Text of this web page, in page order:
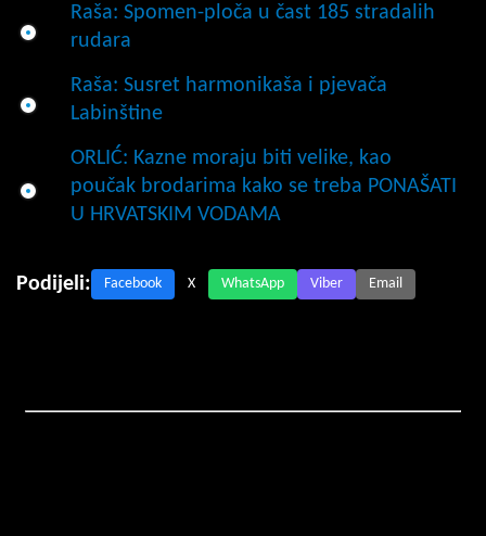
Raša: Spomen-ploča u čast 185 stradalih
rudara
Raša: Susret harmonikaša i pjevača
Labinštine
ORLIĆ: Kazne moraju biti velike, kao
poučak brodarima kako se treba PONAŠATI
U HRVATSKIM VODAMA
Podijeli: Facebook X WhatsApp Viber Email